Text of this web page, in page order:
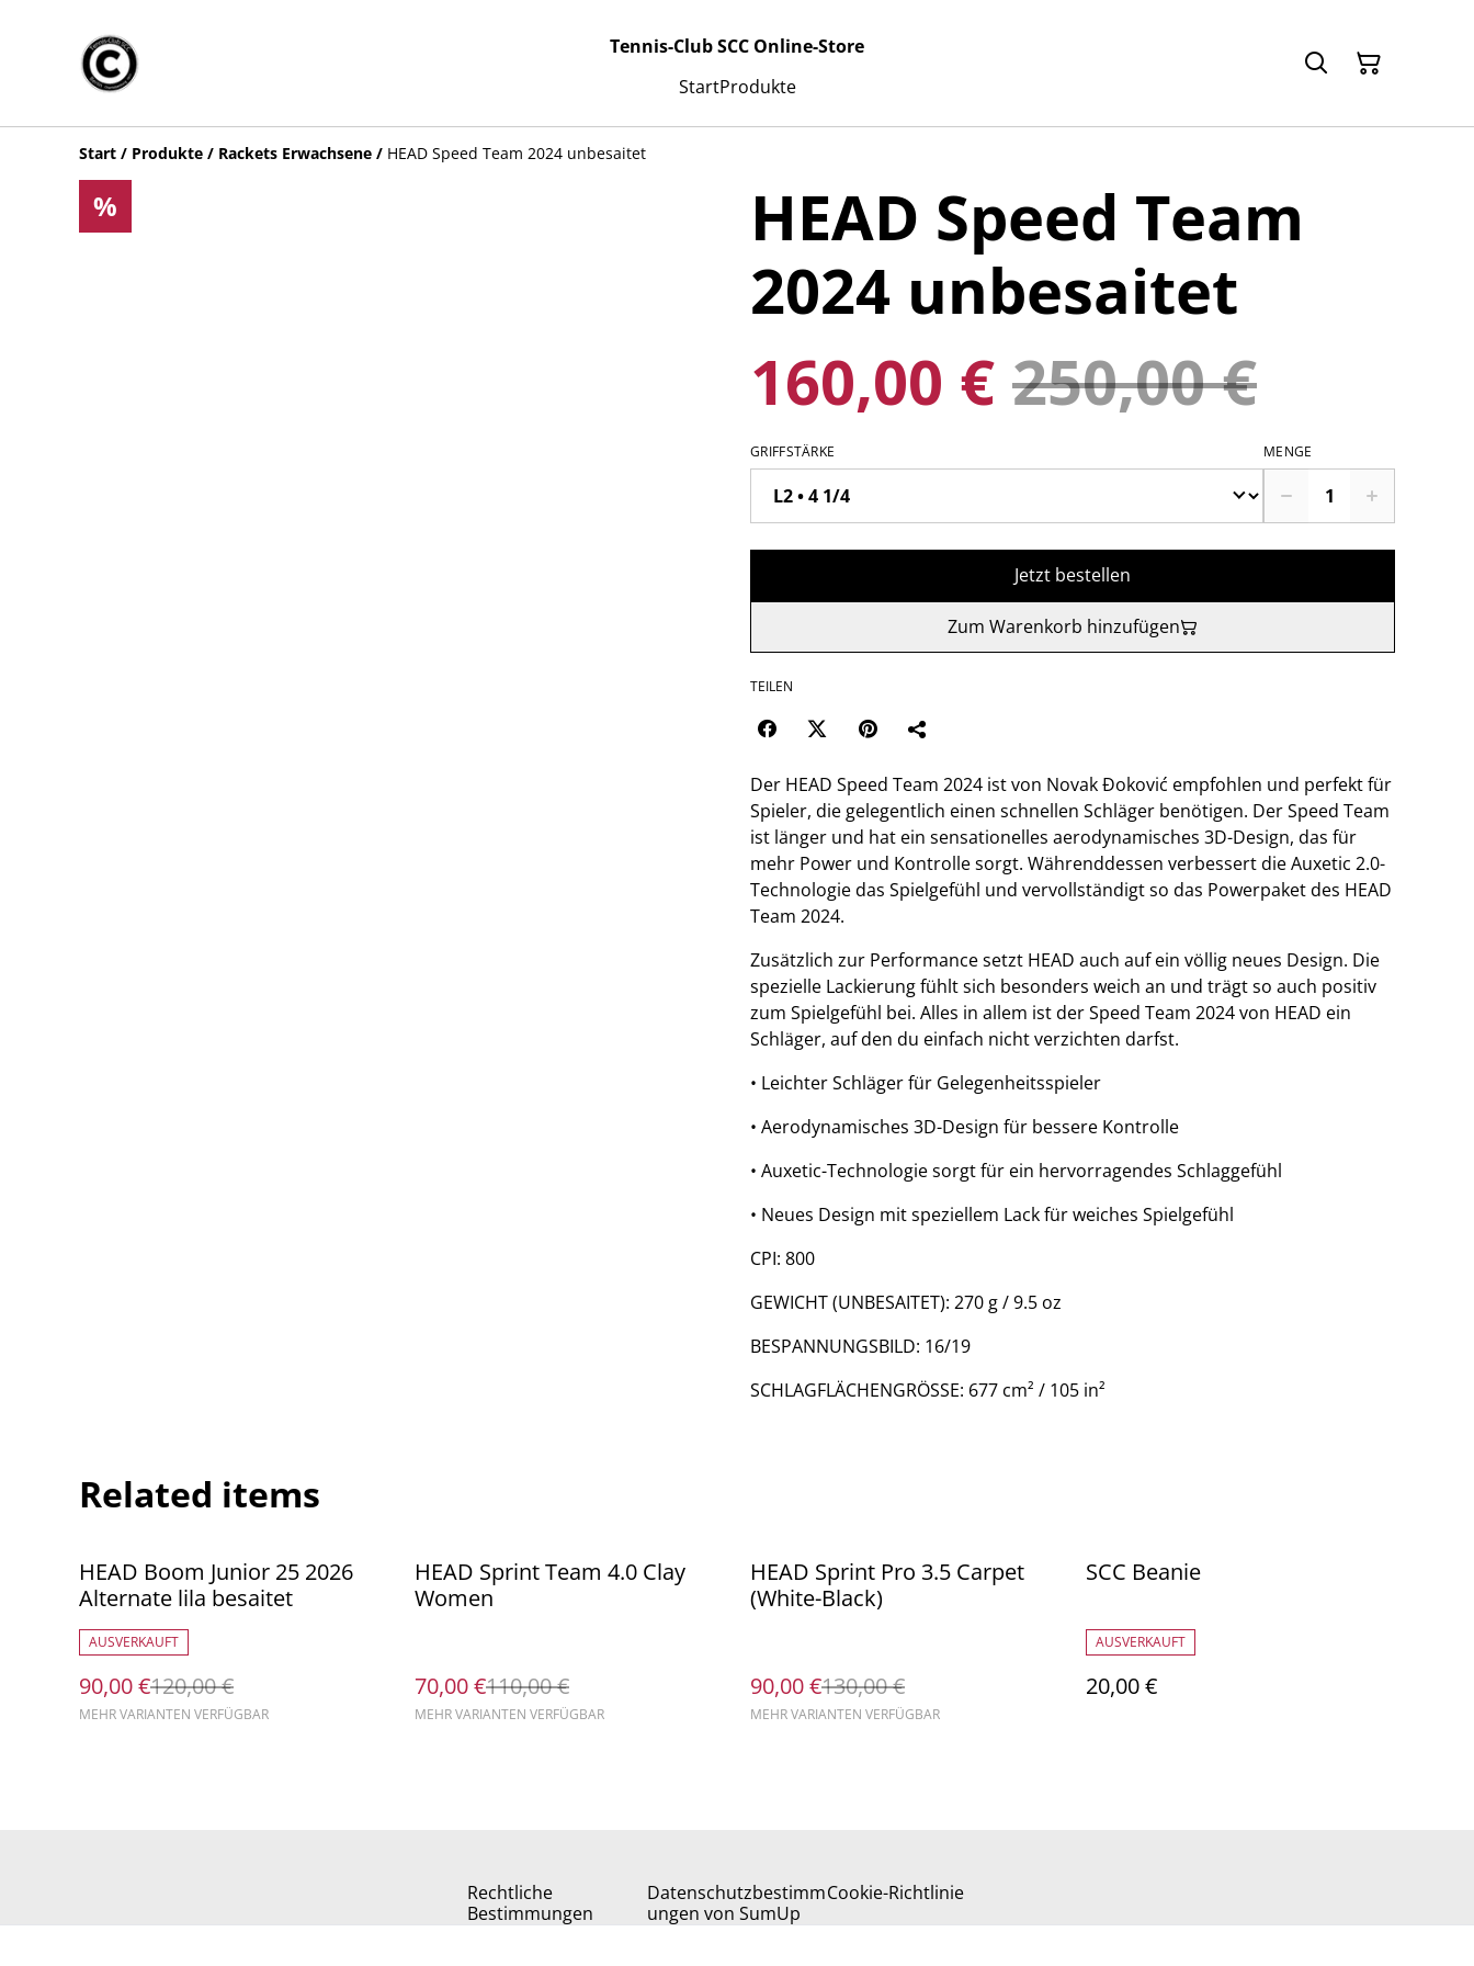
Tennis-Club SCC Online-Store
StartProdukte
Start / Produkte / Rackets Erwachsene / HEAD Speed Team 2024 unbesaitet
%
HEAD Speed Team
2024 unbesaitet
160,00 € 250,00 €
GRIFFSTÄRKE MENGE
Jetzt bestellen
Zum Warenkorb hinzufügen
TEILEN
Der HEAD Speed Team 2024 ist von Novak Đoković empfohlen und perfekt für
Spieler, die gelegentlich einen schnellen Schläger benötigen. Der Speed Team
ist länger und hat ein sensationelles aerodynamisches 3D-Design, das für
mehr Power und Kontrolle sorgt. Währenddessen verbessert die Auxetic 2.0-
Technologie das Spielgefühl und vervollständigt so das Powerpaket des HEAD
Team 2024.
Zusätzlich zur Performance setzt HEAD auch auf ein völlig neues Design. Die
spezielle Lackierung fühlt sich besonders weich an und trägt so auch positiv
zum Spielgefühl bei. Alles in allem ist der Speed Team 2024 von HEAD ein
Schläger, auf den du einfach nicht verzichten darfst.
• Leichter Schläger für Gelegenheitsspieler
• Aerodynamisches 3D-Design für bessere Kontrolle
• Auxetic-Technologie sorgt für ein hervorragendes Schlaggefühl
• Neues Design mit speziellem Lack für weiches Spielgefühl
CPI: 800
GEWICHT (UNBESAITET): 270 g / 9.5 oz
BESPANNUNGSBILD: 16/19
SCHLAGFLÄCHENGRÖSSE: 677 cm² / 105 in²
Related items
%
HEAD Boom Junior 25 2026
Alternate lila besaitet
AUSVERKAUFT
90,00 €120,00 €
MEHR VARIANTEN VERFÜGBAR
%
HEAD Sprint Team 4.0 Clay
Women
70,00 €110,00 €
MEHR VARIANTEN VERFÜGBAR
%
HEAD Sprint Pro 3.5 Carpet
(White-Black)
90,00 €130,00 €
MEHR VARIANTEN VERFÜGBAR
SCC Beanie
AUSVERKAUFT
20,00 €
Rechtliche
Bestimmungen
Datenschutzbestimm
ungen von SumUp
Cookie-Richtlinie